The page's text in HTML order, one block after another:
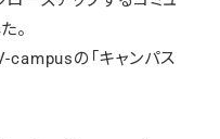
。
の「キャンパス